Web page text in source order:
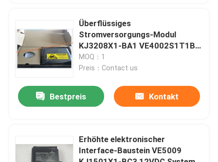
Digital ich O-Modul
Variabler Frequenzumrichter
Druck-Temperaturgeber
HMI-Touch Screen
Überflüssiges
Stromversorgungs-Modul
KJ3208X1-BA1 VE4002S1T1B1
12P3904X022 Emerson DeltaV
MOQ：1
Preis：Contact us
Bestpreis Kontakt
Erhöhte elektronischer
Interface-Baustein VE5009